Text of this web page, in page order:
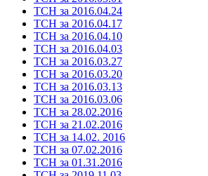
ТСН за 2016.04.24
ТСН за 2016.04.17
ТСН за 2016.04.10
ТСН за 2016.04.03
ТСН за 2016.03.27
ТСН за 2016.03.20
ТСН за 2016.03.13
ТСН за 2016.03.06
ТСН за 28.02.2016
ТСН за 21.02.2016
ТСН за 14.02. 2016
ТСН за 07.02.2016
ТСН за 01.31.2016